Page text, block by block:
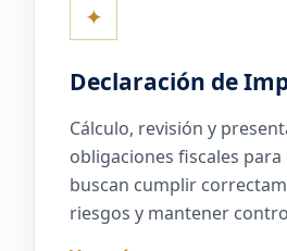
✦
Declaración de
Cálculo, revisión y
obligaciones fiscales
buscan cumplir
riesgos y mantener